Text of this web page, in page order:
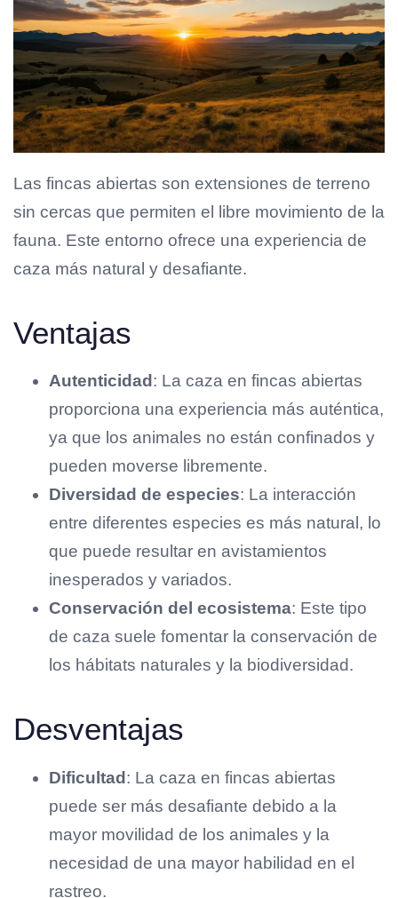
Las fincas abiertas son extensiones de terreno
sin cercas que permiten el libre movimiento de la
fauna. Este entorno ofrece una experiencia de
caza más natural y desafiante.
Ventajas
Autenticidad : La caza en fincas abiertas
proporciona una experiencia más auténtica,
ya que los animales no están confinados y
pueden moverse libremente.
Diversidad de especies: La interacción
entre diferentes especies es más natural, lo
que puede resultar en avistamientos
inesperados y variados.
Conservación del ecosistema: Este tipo
de caza suele fomentar la conservación de
los hábitats naturales y la biodiversidad.
Desventajas
Dificultad: La caza en fincas abiertas
puede ser más desafiante debido a la
mayor movilidad de los animales y la
necesidad de una mayor habilidad en el
rastreo.